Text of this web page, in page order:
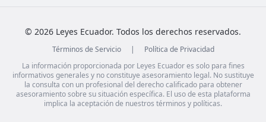
© 2026 Leyes Ecuador. Todos los derechos reservados.
Términos de Servicio |
Política de Privacidad
La información proporcionada por Leyes Ecuador es solo para fines
informativos generales y no constituye asesoramiento legal. No sustituye
la consulta con un profesional del derecho calificado para obtener
asesoramiento sobre su situación específica. El uso de esta plataforma
implica la aceptación de nuestros términos y políticas.